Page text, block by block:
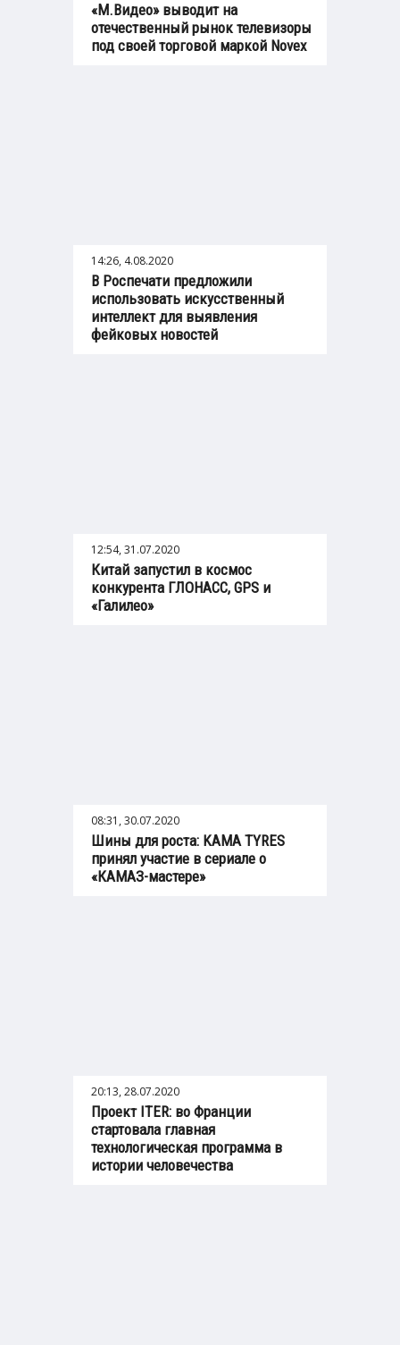
«М.Видео» выводит на
отечественный рынок телевизоры
под своей торговой маркой Novex
14:26, 4.08.2020
В Роспечати предложили
использовать искусственный
интеллект для выявления
фейковых новостей
12:54, 31.07.2020
Китай запустил в космос
конкурента ГЛОНАСС, GPS и
«Галилео»
08:31, 30.07.2020
Шины для роста: KAMA TYRES
принял участие в сериале о
«КАМАЗ-мастере»
20:13, 28.07.2020
Проект ITER: во Франции
стартовала главная
технологическая программа в
истории человечества